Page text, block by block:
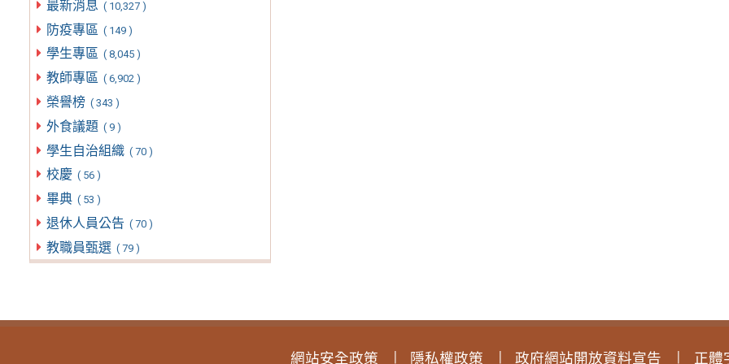
最新消息 ( 10,327 )
防疫專區 ( 149 )
學生專區 ( 8,045 )
教師專區 ( 6,902 )
榮譽榜 ( 343 )
外食議題 ( 9 )
學生自治組織 ( 70 )
校慶 ( 56 )
畢典 ( 53 )
退休人員公告 ( 70 )
教職員甄選 ( 79 )
網站安全政策 隱私權政策 政府網站開放資料宣告 正體